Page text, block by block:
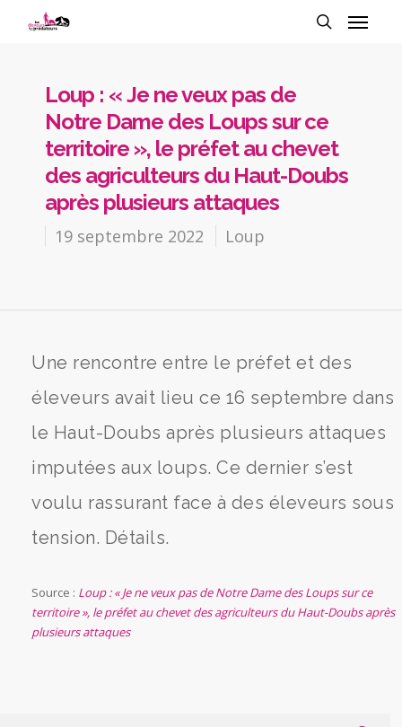
Loup : « Je ne veux pas de
Notre Dame des Loups sur ce
territoire », le préfet au chevet
des agriculteurs du Haut-Doubs
après plusieurs attaques
19 septembre 2022 Loup
Une rencontre entre le préfet et des
éleveurs avait lieu ce 16 septembre dans
le Haut-Doubs après plusieurs attaques
imputées aux loups. Ce dernier s’est
voulu rassurant face à des éleveurs sous
tension. Détails.
Source : Loup : « Je ne veux pas de Notre Dame des Loups sur ce
territoire », le préfet au chevet des agriculteurs du Haut-Doubs après
plusieurs attaques